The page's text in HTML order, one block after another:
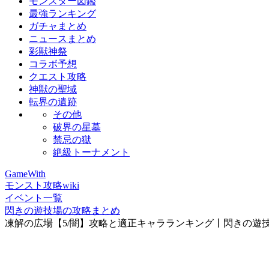
最強ランキング
ガチャまとめ
ニュースまとめ
彩獣神祭
コラボ予想
クエスト攻略
神獣の聖域
転界の遺跡
その他
破界の星墓
禁忌の獄
絶級トーナメント
GameWith
モンスト攻略wiki
イベント一覧
閃きの遊技場の攻略まとめ
凍解の広場【5/闇】攻略と適正キャラランキング丨閃きの遊